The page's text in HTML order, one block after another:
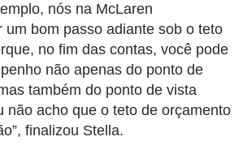
nós na McLaren
um bom passo adiante sob o teto
no fim das contas, você pode
não apenas do ponto de
também do ponto de vista
não acho que o teto de orçamento
finalizou Stella.